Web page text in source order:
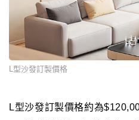
L型沙發訂製價格
L型沙發訂製價格約為